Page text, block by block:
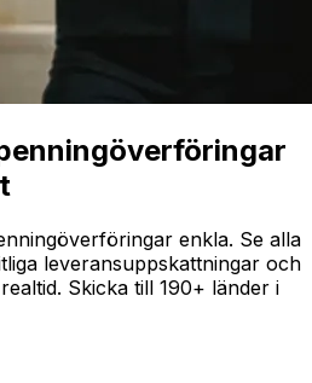
enkla. Se alla
leveransuppskattningar och
Skicka till 190+ länder i